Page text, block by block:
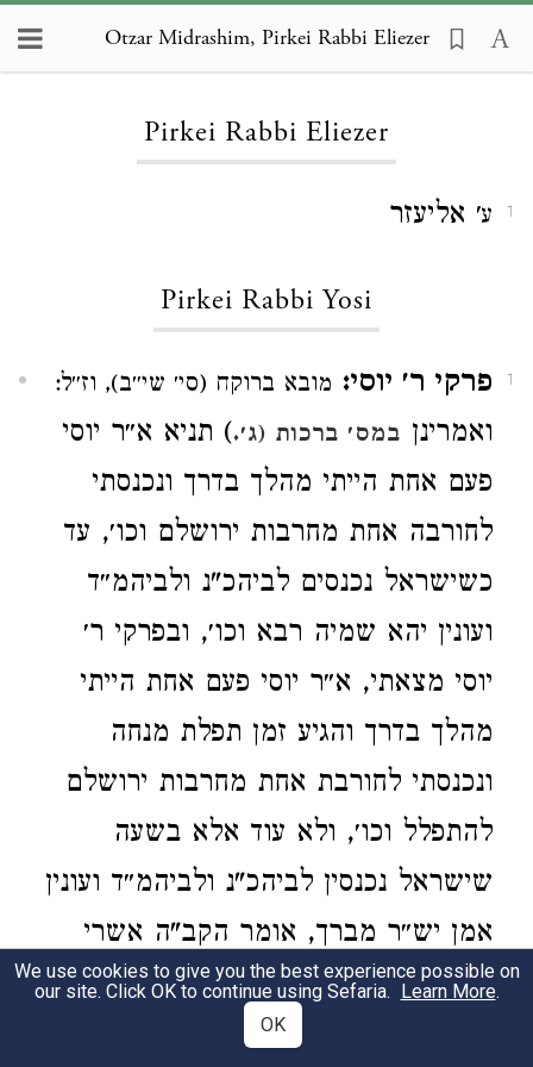
Otzar Midrashim, Pirkei Rabbi Eliezer
Pirkei Rabbi Eliezer
1 ע' אליעזר
Pirkei Rabbi Yosi
1 פרקי ר׳ יוסי: מובא ברוקח (סי׳ שי״ב), וז״ל:
ואמרינן במס׳ ברכות (ג׳.) תניא א״ר יוסי
פעם אחת הייתי מהלך בדרך ונכנסתי
לחורבה אחת מחרבות ירושלם וכו׳, עד
כשישראל נכנסים לביהכ"נ ולביהמ״ד
ועונין יהא שמיה רבא וכו׳, ובפרקי ר׳
יוסי מצאתי, א״ר יוסי פעם אחת הייתי
מהלך בדרך והגיע זמן תפלת מנחה
ונכנסתי לחורבת אחת מחרבות ירושלם
להתפלל וכו׳, ולא עוד אלא בשעה
שישראל נכנסין לביהכ"נ ולביהמ״ד ועונין
אמן יש״ר מברך, אומר הקב"ה אשרי
המלך שמקלסין אותו בביתו כך, מתי
אשוב לביתי מתי אשוב להיכלי מתי
We use cookies to give you the best experience possible on
our site. Click OK to continue using Sefaria. Learn More.
OK